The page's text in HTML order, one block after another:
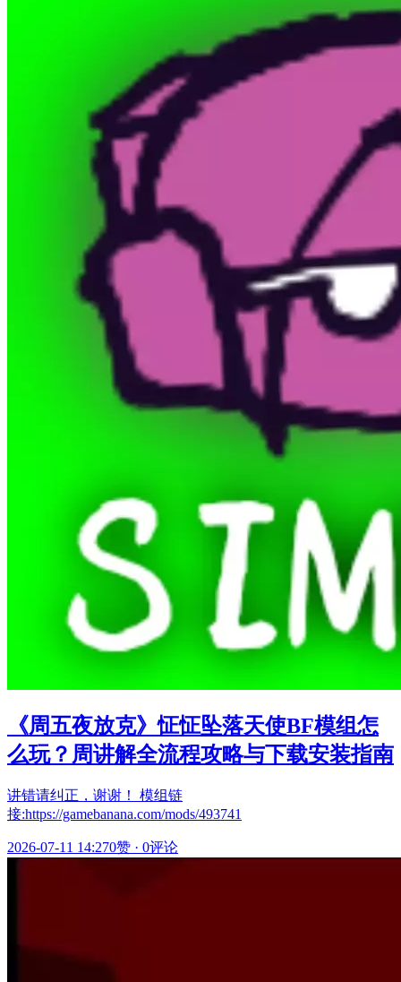
《周五夜放克》怔怔坠落天使BF模组怎
么玩？周讲解全流程攻略与下载安装指南
讲错请纠正，谢谢！ 模组链
接:https://gamebanana.com/mods/493741
2026-07-11 14:270赞 · 0评论